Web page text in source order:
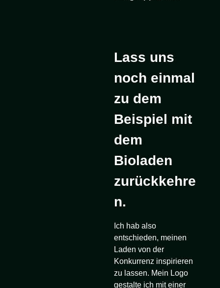
Lass uns
noch einmal
zu dem
Beispiel mit
dem
Bioladen
zurückkehre
n.
Ich hab also
entschieden, meinen
Laden von der
Konkurrenz inspirieren
zu lassen. Mein Logo
gestalte ich mit einer